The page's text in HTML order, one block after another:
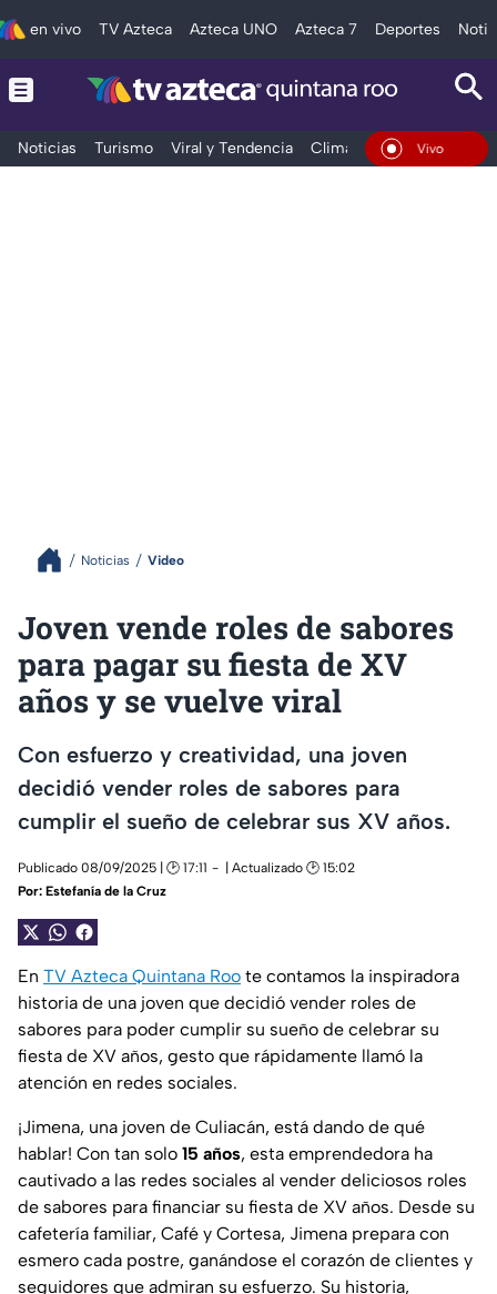
en vivo TV Azteca Azteca UNO Azteca 7 Deportes
Noticias Turismo Viral y Tendencia Clima Tráfico
En Vivo
Noticias Video
Joven vende roles de sabores
para pagar su fiesta de XV
años y se vuelve viral
Con esfuerzo y creatividad, una joven
decidió vender roles de sabores para
cumplir el sueño de celebrar sus XV años.
Publicado 08/09/2025 | 🕑 17:11
| Actualizado 🕑 15:02
Por: Estefanía de la Cruz
En TV Azteca Quintana Roo te contamos la inspiradora
historia de una joven que decidió vender roles de
sabores para poder cumplir su sueño de celebrar su
fiesta de XV años, gesto que rápidamente llamó la
atención en redes sociales.
¡Jimena, una joven de Culiacán, está dando de qué
hablar! Con tan solo 15 años, esta emprendedora ha
cautivado a las redes sociales al vender deliciosos roles
de sabores para financiar su fiesta de XV años. Desde su
cafetería familiar, Café y Cortesa, Jimena prepara con
esmero cada postre, ganándose el corazón de clientes y
seguidores que admiran su esfuerzo. Su historia,